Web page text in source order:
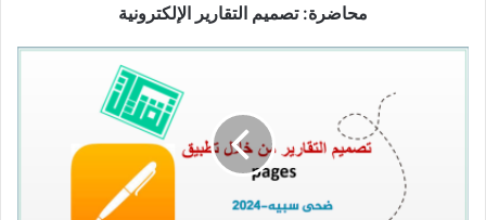
محاضرة: تصميم التقارير الإلكترونية
تصميم